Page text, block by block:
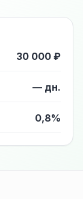
30 000 ₽
— дн.
0,8%